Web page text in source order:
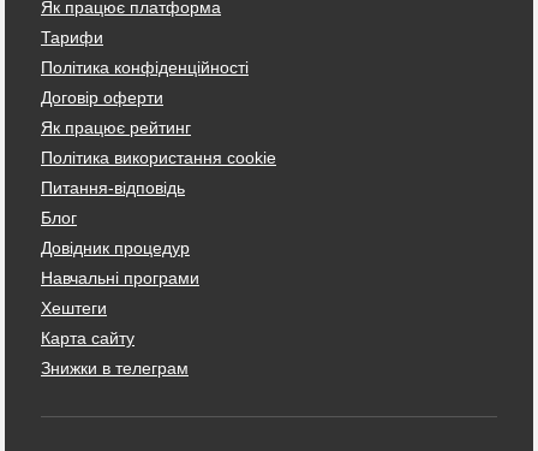
Як працює платформа
Тарифи
Політика конфіденційності
Договір оферти
Як працює рейтинг
Політика використання cookie
Питання-відповідь
Блог
Довідник процедур
Навчальні програми
Хештеги
Карта сайту
Знижки в телеграм